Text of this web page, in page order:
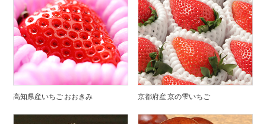
高知県産いちご おおきみ 京都府産 京の雫いちご